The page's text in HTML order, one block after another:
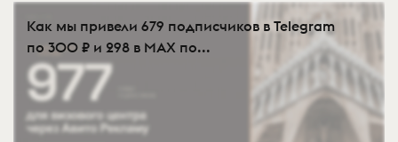
Как мы привели 679 подписчиков в Telegram
по 300 ₽ и 298 в MAX по...